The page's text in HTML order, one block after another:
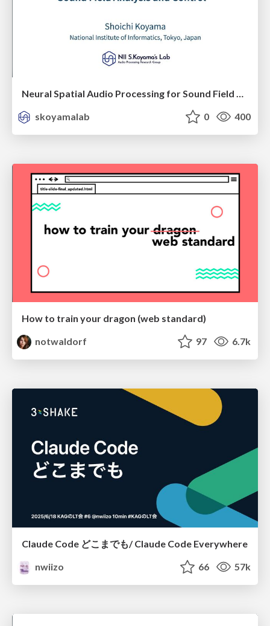
Neural Spatial Audio Processing for Sound Field Analysis and Control
skoyamalab
0 400
How to train your dragon (web standard)
notwaldorf
97 6.7k
Claude Code どこまでも/ Claude Code Everywhere
nwiizo
66 57k